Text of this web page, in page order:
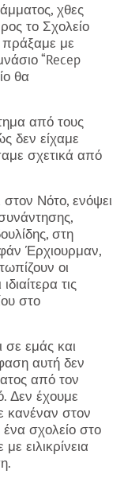
χθες
το Σχολείο
με
“Recep
θα
από τους
δεν είχαμε
σχετικά από
Νότο, ενόψει
στη
Έρχιουρμαν,
οι
τις
στο
εμάς και
αυτή δεν
από τον
Δεν έχουμε
κανέναν στον
σχολείο στο
ειλικρίνεια